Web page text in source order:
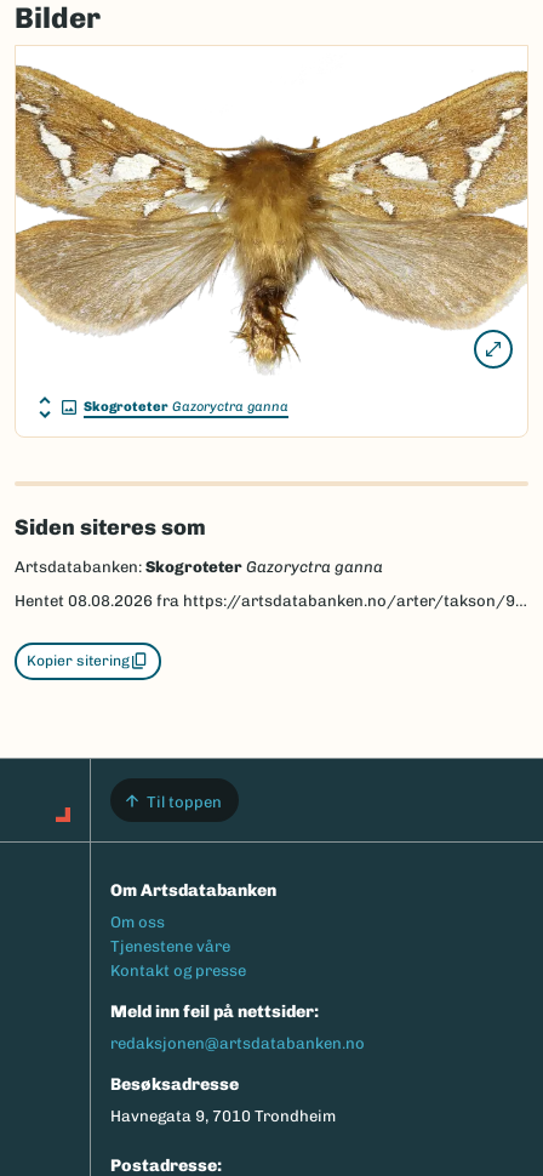
load
Bilder
Skogroteter Gazoryctra ganna
Siden siteres som
Artsdatabanken: Skogroteter Gazoryctra ganna
Hentet 08.08.2026 fra https://artsdatabanken.no/arter/takson/95238
Kopier sitering
Til toppen
Om Artsdatabanken
Footermeny
Om oss
Tjenestene våre
Kontakt og presse
Meld inn feil på nettsider:
redaksjonen@artsdatabanken.no
Besøksadresse
Havnegata 9, 7010 Trondheim
Postadresse: